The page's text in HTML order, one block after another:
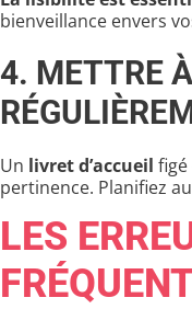
bienveillance envers
4. METTRE
Un livret d’accueil
pertinence. Planifiez
LES